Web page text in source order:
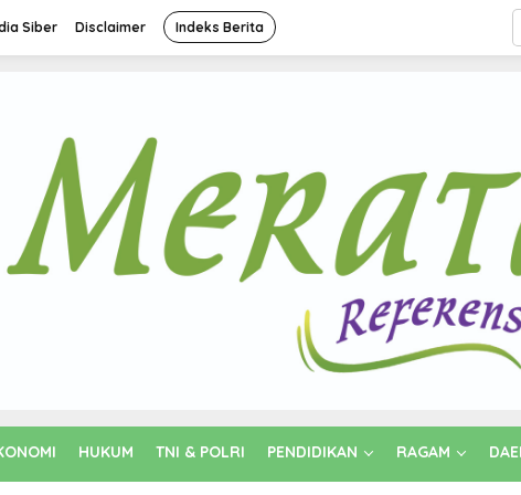
Siber Disclaimer Indeks Berita
HUKUM TNI & POLRI PENDIDIKAN RAGAM